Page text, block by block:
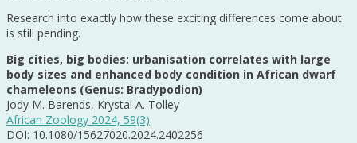
Research into exactly how these exciting differences come about
is still pending.
Big cities, big bodies: urbanisation correlates with large
body sizes and enhanced body condition in African dwarf
chameleons (Genus: Bradypodion)
Jody M. Barends, Krystal A. Tolley
African Zoology 2024, 59(3)
DOI: 10.1080/15627020.2024.2402256